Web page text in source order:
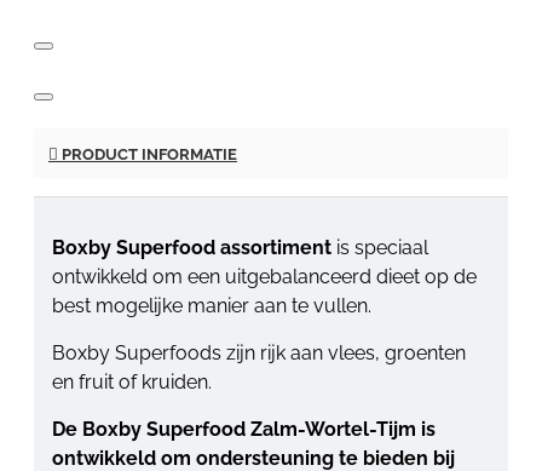
PRODUCT INFORMATIE
Boxby Superfood assortiment is speciaal
ontwikkeld om een uitgebalanceerd dieet op de
best mogelijke manier aan te vullen.
Boxby Superfoods zijn rijk aan vlees, groenten
en fruit of kruiden.
De Boxby Superfood Zalm-Wortel-Tijm is
ontwikkeld om ondersteuning te bieden bij